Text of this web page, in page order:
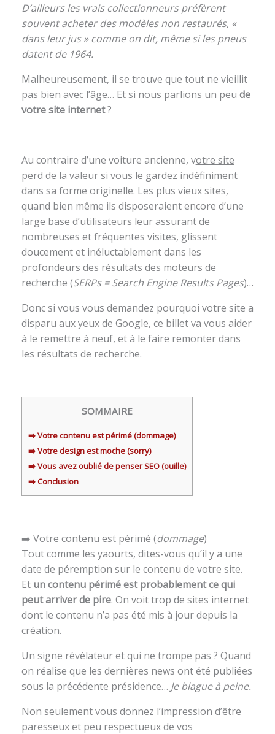
D’ailleurs les vrais collectionneurs préfèrent
souvent acheter des modèles non restaurés, «
dans leur jus » comme on dit, même si les pneus
datent de 1964.
Malheureusement, il se trouve que tout ne vieillit
pas bien avec l’âge… Et si nous parlions un peu de
votre site internet?
Au contraire d’une voiture ancienne, votre site
perd de la valeursi vous le gardez indéfiniment
dans sa forme originelle. Les plus vieux sites,
quand bien même ils disposeraient encore d’une
large base d’utilisateurs leur assurant de
nombreuses et fréquentes visites, glissent
doucement et inéluctablement dans les
profondeurs des résultats des moteurs de
recherche (SERPs = Search Engine Results Pages)…
Donc si vous vous demandez pourquoi votre site a
disparu aux yeux de Google, ce billet va vous aider
à le remettre à neuf, et à le faire remonter dans
les résultats de recherche.
SOMMAIRE
➡️ Votre contenu est périmé (dommage)
➡️ Votre design est moche (sorry)
➡️ Vous avez oublié de penser SEO (ouille)
➡️ Conclusion
➡️ Votre contenu est périmé (dommage)
Tout comme les yaourts, dites-vous qu’il y a une
date de péremption sur le contenu de votre site.
Et un contenu périmé est probablement ce qui
peut arriver de pire. On voit trop de sites internet
dont le contenu n’a pas été mis à jour depuis la
création.
Un signe révélateur et qui ne trompe pas ? Quand
on réalise que les dernières news ont été publiées
sous la précédente présidence… Je blague à peine.
Non seulement vous donnez l’impression d’être
paresseux et peu respectueux de vos